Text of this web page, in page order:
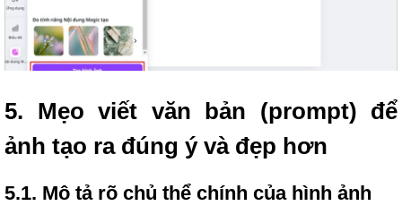
5. Mẹo viết văn bản (prompt) để
ảnh tạo ra đúng ý và đẹp hơn
5.1. Mô tả rõ chủ thể chính của hình ảnh